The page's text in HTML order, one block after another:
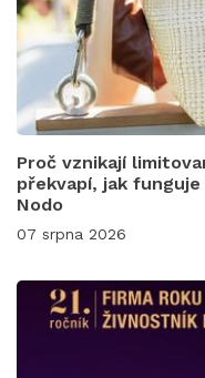
Proč vznikají
překvapí, jak
Nodo
07 srpna 2026